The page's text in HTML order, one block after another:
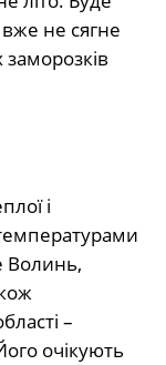
не сягне
і
Волинь,
–
очікують